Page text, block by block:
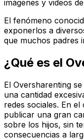
imágenes y videos
El fenómeno
exponerlos a
que muchos padres
¿Qué es el
El Oversharenting
una cantidad
redes sociales. En
publicar una gran
sobre los hijos, sin
consecuencias a